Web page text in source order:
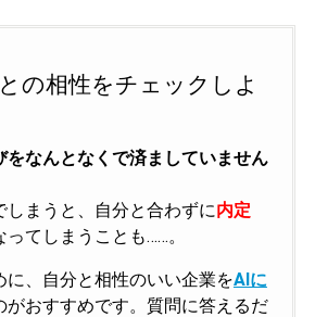
の相性をチェックしよ
をなんとなくで済ましていません
しまうと、自分と合わずに内定
ってしまうことも……。
に、自分と相性のいい企業をAIに
がおすすめです。質問に答えるだ